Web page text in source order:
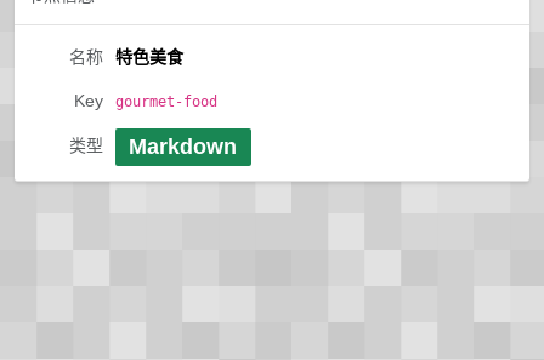
名称 特色美食
Key gourmet-food
类型 Markdown